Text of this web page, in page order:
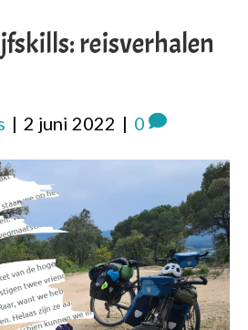
reisverhalen
| 2 juni 2022 | 0